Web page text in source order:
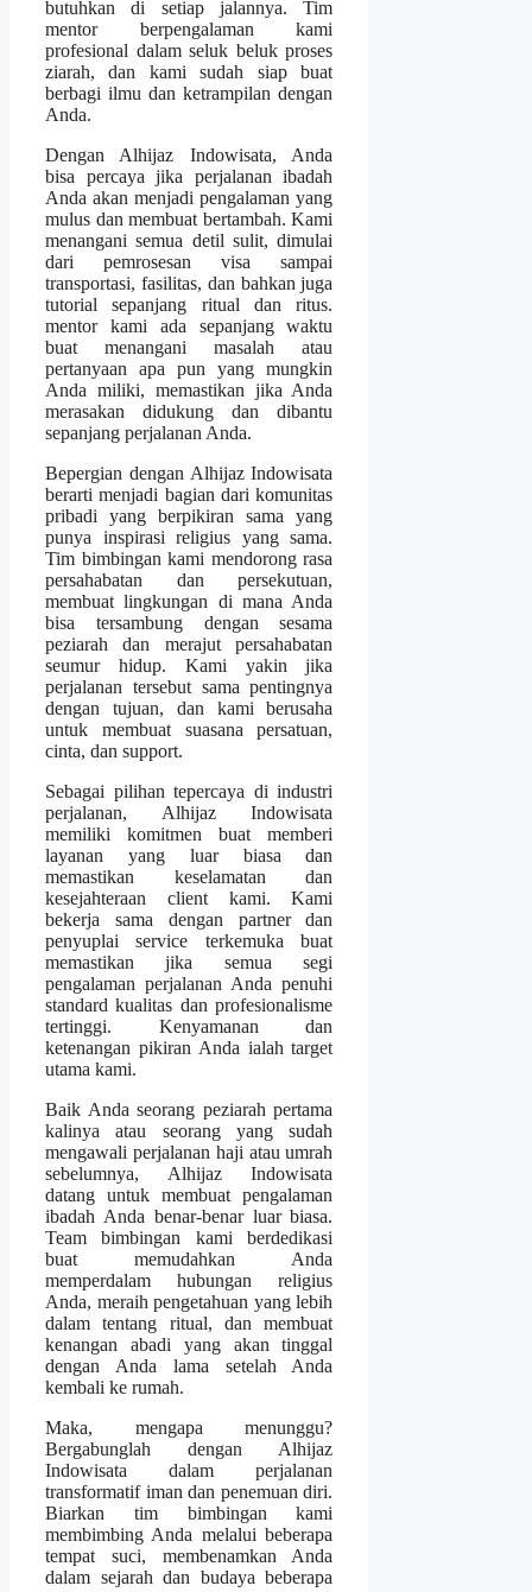
butuhkan di setiap jalannya. Tim
mentor berpengalaman kami
profesional dalam seluk beluk proses
ziarah, dan kami sudah siap buat
berbagi ilmu dan ketrampilan dengan
Anda.
Dengan Alhijaz Indowisata, Anda
bisa percaya jika perjalanan ibadah
Anda akan menjadi pengalaman yang
mulus dan membuat bertambah. Kami
menangani semua detil sulit, dimulai
dari pemrosesan visa sampai
transportasi, fasilitas, dan bahkan juga
tutorial sepanjang ritual dan ritus.
mentor kami ada sepanjang waktu
buat menangani masalah atau
pertanyaan apa pun yang mungkin
Anda miliki, memastikan jika Anda
merasakan didukung dan dibantu
sepanjang perjalanan Anda.
Bepergian dengan Alhijaz Indowisata
berarti menjadi bagian dari komunitas
pribadi yang berpikiran sama yang
punya inspirasi religius yang sama.
Tim bimbingan kami mendorong rasa
persahabatan dan persekutuan,
membuat lingkungan di mana Anda
bisa tersambung dengan sesama
peziarah dan merajut persahabatan
seumur hidup. Kami yakin jika
perjalanan tersebut sama pentingnya
dengan tujuan, dan kami berusaha
untuk membuat suasana persatuan,
cinta, dan support.
Sebagai pilihan tepercaya di industri
perjalanan, Alhijaz Indowisata
memiliki komitmen buat memberi
layanan yang luar biasa dan
memastikan keselamatan dan
kesejahteraan client kami. Kami
bekerja sama dengan partner dan
penyuplai service terkemuka buat
memastikan jika semua segi
pengalaman perjalanan Anda penuhi
standard kualitas dan profesionalisme
tertinggi. Kenyamanan dan
ketenangan pikiran Anda ialah target
utama kami.
Baik Anda seorang peziarah pertama
kalinya atau seorang yang sudah
mengawali perjalanan haji atau umrah
sebelumnya, Alhijaz Indowisata
datang untuk membuat pengalaman
ibadah Anda benar-benar luar biasa.
Team bimbingan kami berdedikasi
buat memudahkan Anda
memperdalam hubungan religius
Anda, meraih pengetahuan yang lebih
dalam tentang ritual, dan membuat
kenangan abadi yang akan tinggal
dengan Anda lama setelah Anda
kembali ke rumah.
Maka, mengapa menunggu?
Bergabunglah dengan Alhijaz
Indowisata dalam perjalanan
transformatif iman dan penemuan diri.
Biarkan tim bimbingan kami
membimbing Anda melalui beberapa
tempat suci, membenamkan Anda
dalam sejarah dan budaya beberapa